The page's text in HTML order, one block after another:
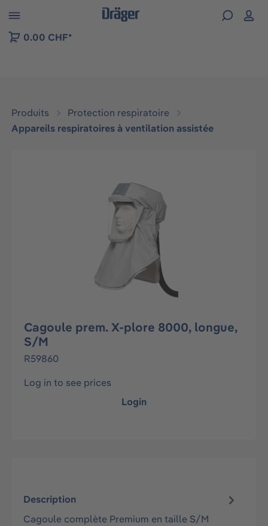
to B2B platform navigation
0.00 CHF*
Produits
Protection respiratoire
Appareils respiratoires à ventilation assistée
Ignorer la galerie d'images
Cagoule prem. X-plore 8000, longue,
S/M
R59860
Log in to see prices
Login
Description
Cagoule complète Premium en taille S/M